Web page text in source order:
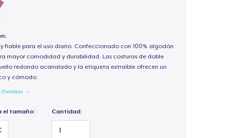
fiable para el uso diario. Confeccionado con 100% algodón
mayor comodidad y durabilidad. Las costuras de doble
redondo acanalado y la etiqueta extraíble ofrecen un
y cómodo.
Detalles
el tamaño: Cantidad: